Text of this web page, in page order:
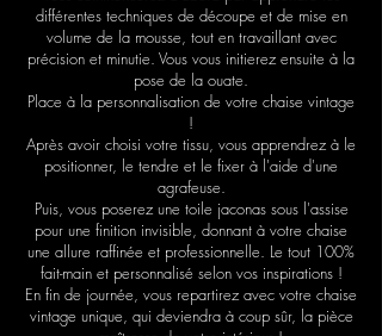
différentes techniques de découpe et de mise en
volume de la mousse, tout en travaillant avec
précision et minutie. Vous vous initierez ensuite à la
pose de la ouate.
Place à la personnalisation de votre chaise vintage
!
Après avoir choisi votre tissu, vous apprendrez à le
positionner, le tendre et le fixer à l'aide d'une
agrafeuse.
Puis, vous poserez une toile jaconas sous l'assise
pour une finition invisible, donnant à votre chaise
une allure raffinée et professionnelle. Le tout 100%
fait-main et personnalisé selon vos inspirations !
​En fin de journée, vous repartirez avec votre chaise
vintage unique, qui deviendra à coup sûr, la pièce